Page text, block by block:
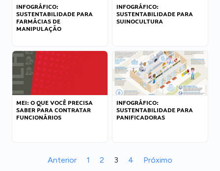
INFOGRÁFICO:
SUSTENTABILIDADE PARA
FARMÁCIAS DE
MANIPULAÇÃO
INFOGRÁFICO:
SUSTENTABILIDADE PARA
SUINOCULTURA
MEI: O QUE VOCÊ PRECISA
SABER PARA CONTRATAR
FUNCIONÁRIOS
INFOGRÁFICO:
SUSTENTABILIDADE PARA
PANIFICADORAS
Anterior 1 2 3 4 Próximo